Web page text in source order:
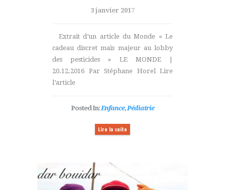
3 janvier 2017
Extrait d’un article du Monde « Le
cadeau discret mais majeur au lobby
des pesticides » LE MONDE |
20.12.2016 Par Stéphane Horel Lire
l’article
Posted In: Enfance, Pédiatrie
Lire la suite